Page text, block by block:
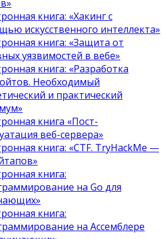
книга: «Хакинг с
искусственного интеллекта»
книга: «Защита от
уязвимостей в вебе»
книга: «Разработка
Необходимый
и практический
книга «Пост-
веб-сервера»
книга: «CTF. TryHackMe —
книга:
на Go для
книга:
на Ассемблере